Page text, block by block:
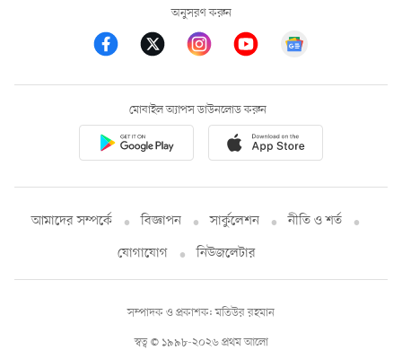
অনুসরণ করুন
মোবাইল অ্যাপস ডাউনলোড করুন
আমাদের সম্পর্কে বিজ্ঞাপন সার্কুলেশন
নীতি ও শর্ত
যোগাযোগ
নিউজলেটার
স্বত্ব © ১৯৯৮-২০২৬ প্রথম আলো
সম্পাদক ও প্রকাশক: মতিউর রহমান